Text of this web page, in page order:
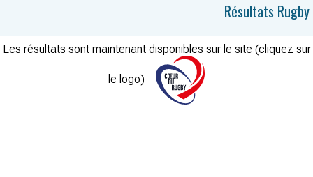
Résultats Rugby
Les résultats sont maintenant disponibles sur le site (cliquez sur
le logo)